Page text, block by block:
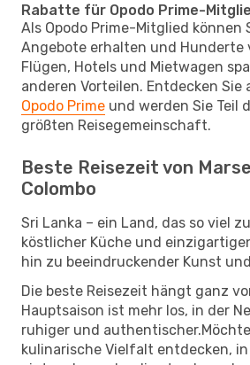
Rabatte für Opodo Prime-
Als Opodo Prime-Mitglied können
Angebote erhalten und Hunderte
Flügen, Hotels und Mietwagen
anderen Vorteilen. Entdecken Sie
Opodo Prime und werden Sie Teil
größten Reisegemeinschaft.
Beste Reisezeit von
Colombo
Sri Lanka – ein Land, das so viel
köstlicher Küche und
hin zu beeindruckender Kunst
Die beste Reisezeit hängt ganz
Hauptsaison ist mehr los, in der
ruhiger und
kulinarische Vielfalt entdecken,